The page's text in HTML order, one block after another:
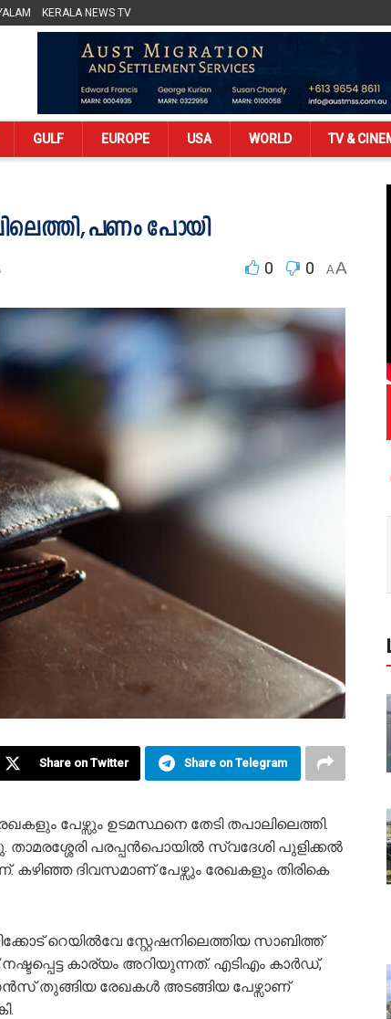
KERALA NEWS TV
GULF EUROPE USA WORLD TV &
പണം പോയി
0 0 AA
Share on Twitter Share on Telegram
പേഴ്സും ഉടമസ്ഥനെ തേടി തപാലിലെത്തി.
താമരശ്ശേരി പരപ്പന്‍പൊയില്‍ സ്വദേശി പുളിക്കല്‍
കഴിഞ്ഞ ദിവസമാണ് പേഴ്സും രേഖകളും തിരികെ
റെയില്‍വേ സ്റ്റേഷനിലെത്തിയ സാബിത്ത്
കാര്യം അറിയുന്നത്. എടിഎം കാര്‍ഡ്,
തുങ്ങിയ രേഖകള്‍ അടങ്ങിയ പേഴ്സാണ്